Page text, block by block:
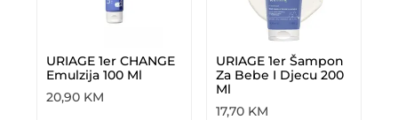
URIAGE 1er CHANGE
Emulzija 100 Ml
20,90 KM
URIAGE 1er Šampon
Za Bebe I Djecu 200
Ml
17,70 KM